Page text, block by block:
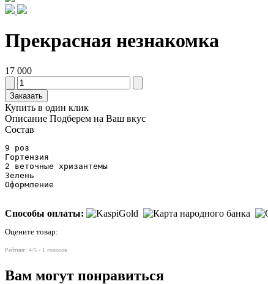
Прекрасная незнакомка
17 000
Заказать
Купить в один клик
Описание Подберем на Ваш вкус
Состав
9 роз
Гортензия
2 веточные хризантемы
Зелень
Оформление
Способы оплаты:
Оцените товар:
Рейтинг: 4/5 - 1 голосов
Вам могут понравиться